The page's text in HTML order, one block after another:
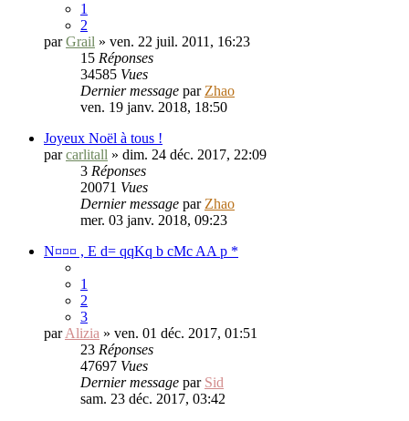
1
2
parGrail » ven. 22 juil. 2011, 16:23
15 Réponses
34585 Vues
Dernier message par Zhao
ven. 19 janv. 2018, 18:50
Joyeux Noël à tous !
parcarlitall » dim. 24 déc. 2017, 22:09
3 Réponses
20071 Vues
Dernier message par Zhao
mer. 03 janv. 2018, 09:23
N¤¤¤ , E d= qqKq b cMc AA p *
1
2
3
parAlizia » ven. 01 déc. 2017, 01:51
23 Réponses
47697 Vues
Dernier message par Sid
sam. 23 déc. 2017, 03:42